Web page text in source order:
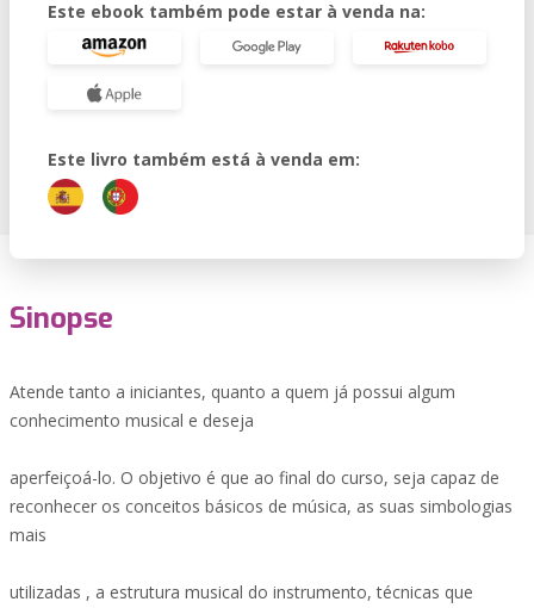
Este ebook também pode estar à venda na:
Este livro também está à venda em:
Sinopse
Atende tanto a iniciantes, quanto a quem já possui algum
conhecimento musical e deseja
aperfeiçoá-lo. O objetivo é que ao final do curso, seja capaz de
reconhecer os conceitos básicos de música, as suas simbologias
mais
utilizadas , a estrutura musical do instrumento, técnicas que